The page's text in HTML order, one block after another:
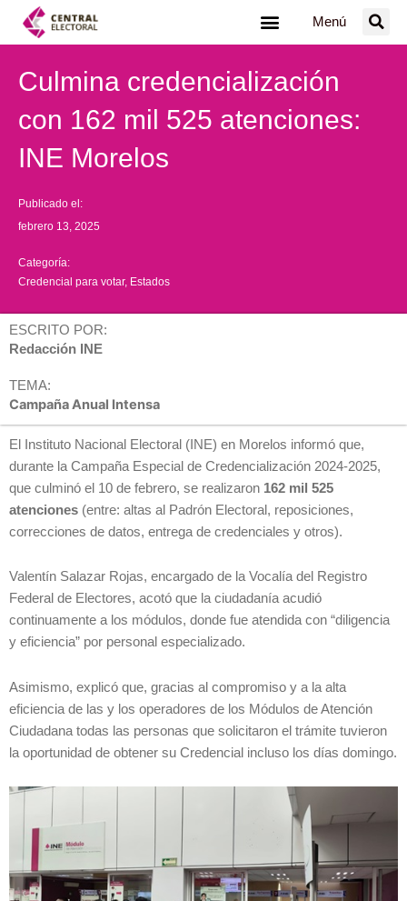
Menú
Culmina credencialización
con 162 mil 525 atenciones:
INE Morelos
Publicado el:
febrero 13, 2025
Categoría:
Credencial para votar, Estados
ESCRITO POR:
Redacción INE
TEMA:
Campaña Anual Intensa
El Instituto Nacional Electoral (INE) en Morelos informó que,
durante la Campaña Especial de Credencialización 2024-2025,
que culminó el 10 de febrero, se realizaron 162 mil 525
atenciones (entre: altas al Padrón Electoral, reposiciones,
correcciones de datos, entrega de credenciales y otros).
Valentín Salazar Rojas, encargado de la Vocalía del Registro
Federal de Electores, acotó que la ciudadanía acudió
continuamente a los módulos, donde fue atendida con “diligencia
y eficiencia” por personal especializado.
Asimismo, explicó que, gracias al compromiso y a la alta
eficiencia de las y los operadores de los Módulos de Atención
Ciudadana todas las personas que solicitaron el trámite tuvieron
la oportunidad de obtener su Credencial incluso los días domingo.